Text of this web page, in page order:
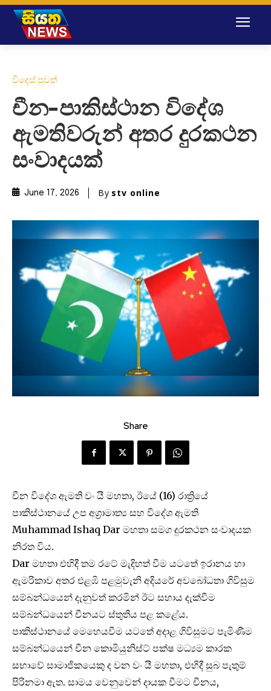
විදෙස් පුවත්
චීන-පාකිස්ථාන විදේශ
ඇමතිවරුන් අතර දුරකථන
සංවාදයක්
June 17, 2026 By stv online
Share
චීන විදේශ ඇමති වං යී මහතා, ඊයේ (16) රාත්‍රියේ
පාකිස්ථානයේ උප අග්‍රාමාත්‍ය සහ විදේශ ඇමති
Muhammad Ishaq Dar මහතා සමග දුරකථන සංවාදයක
නිරත විය.
Dar මහතා එහිදී තම රටේ මැදිහත් වීම යටතේ ඉරානය හා
ඇමරිකාව අතර එළඹි පළමුවැනි අදියරේ අවබෝධතා ගිවිසුම
සම්බන්ධයෙන් දැනුවත් කරමින් ඊට සහාය දැක්වීම
සම්බන්ධයෙන් චීනයට ස්තුතිය පළ කළේය.
පාකිස්ථානයේ මෙහෙයවීම යටතේ අදාළ ගිවිසුමට පැමිණීම
සම්බන්ධයෙන් චීන කොමියුනිස්ට් පක්ෂ මධ්‍යම කාරක
සභාවේ සාමාජිකයෙකු ද වන වං යී මහතා, එහිදී සුබ පැතුම්
පිරිනමා ඇත. සාමය වෙනුවෙන් දායක වීමට චීනය,